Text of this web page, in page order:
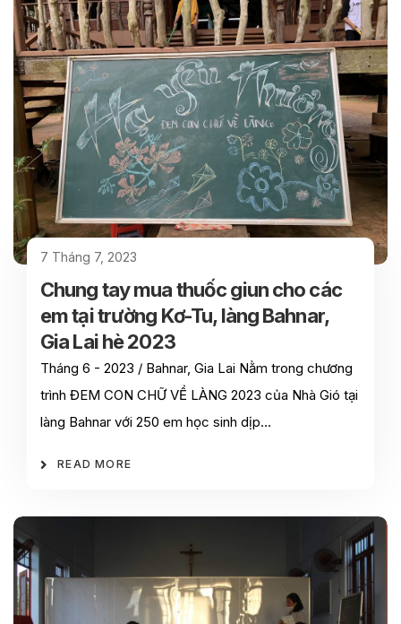
7 Tháng 7, 2023
Chung tay mua thuốc giun cho các
em tại trường Kơ-Tu, làng Bahnar,
Gia Lai hè 2023
Tháng 6 - 2023 / Bahnar, Gia Lai Nằm trong chương
trình ĐEM CON CHỮ VỀ LÀNG 2023 của Nhà Gió tại
làng Bahnar với 250 em học sinh dịp…
READ MORE